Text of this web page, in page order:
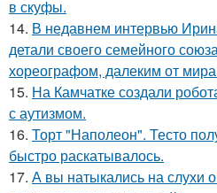
в скуфы.
14. В недавнем интервью
детали своего семейного
хореографом, далеким от
15. На Камчатке создали
с аутизмом.
16. Торт "Наполеон". Тесто
быстро раскатывалось.
17. А вы натыкались на слухи